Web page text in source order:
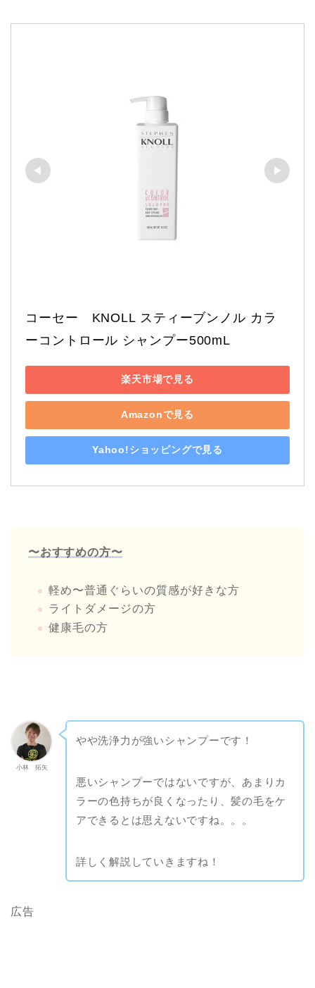
コーセー　KNOLL スティーブンノル カラ
ーコントロール シャンプー500mL
楽天市場で見る
Amazonで見る
Yahoo!ショッピングで見る
〜おすすめの方〜
軽め〜普通ぐらいの質感が好きな方
ライトダメージの方
健康毛の方
小林 拓矢
やや洗浄力が強いシャンプーです！
悪いシャンプーではないですが、あまりカ
ラーの色持ちが良くなったり、髪の毛をケ
アできるとは思えないですね。。。
詳しく解説していきますね！
広告